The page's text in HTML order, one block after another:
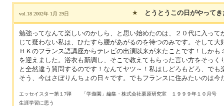
vol.18 2002年 1月 29日 ★ とうとうこの日がやってき
勉強ってなんて楽しいのかしら、と思い始めたのは、２０代に入っ
じて疑わない私は、ひたすら腰があがるのを待つのみです。そして
ＨＫのフランス語講座からテレビの出演以来が来たことです！しか
を迎えました。浴衣も新調し、そこで教えてもらった言い方をそっ
と全然違う質問するのです！なんてヤツ～！私はしどろもどろ、で
そう、今はさぼりんちょの日々です。でもフランスに住みたいのは今
エッセイスター第１7弾 「学遊園」編集・株式会社栗原研究室 １９９９年１０月号
生涯学習に思う